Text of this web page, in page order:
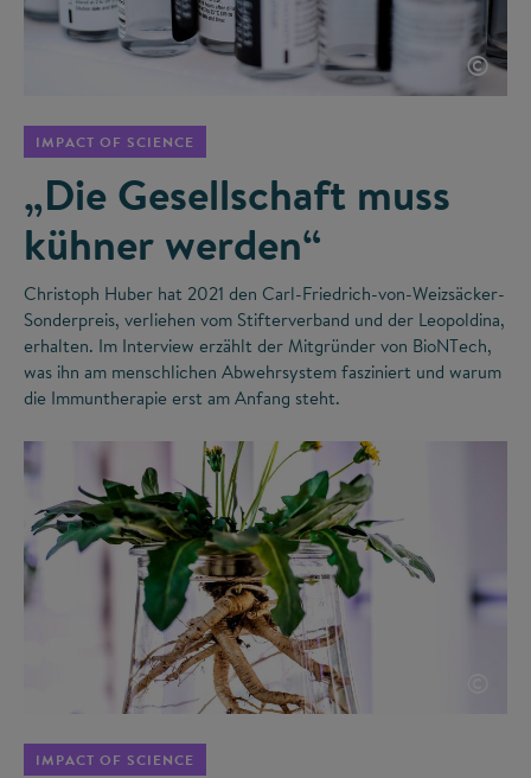
©
IMPACT OF SCIENCE
„Die Gesellschaft muss
kühner werden“
Christoph Huber hat 2021 den Carl-Friedrich-von-Weizsäcker-
Sonderpreis, verliehen vom Stifterverband und der Leopoldina,
erhalten. Im Interview erzählt der Mitgründer von BioNTech,
was ihn am menschlichen Abwehrsystem fasziniert und warum
die Immuntherapie erst am Anfang steht.
IMPACT OF SCIENCE